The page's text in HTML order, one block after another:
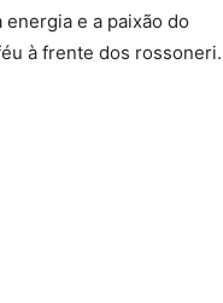
e a paixão do
à frente dos rossoneri.